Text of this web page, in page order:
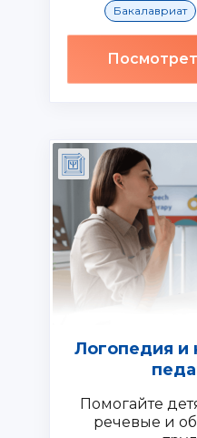
Бакалавриат
Логопедия и
Помогайте
речевые и